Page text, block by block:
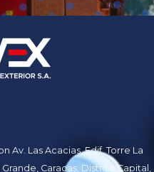
Av. Las Acacias, Edif. Torre La
Caracas, Distrito Capital,